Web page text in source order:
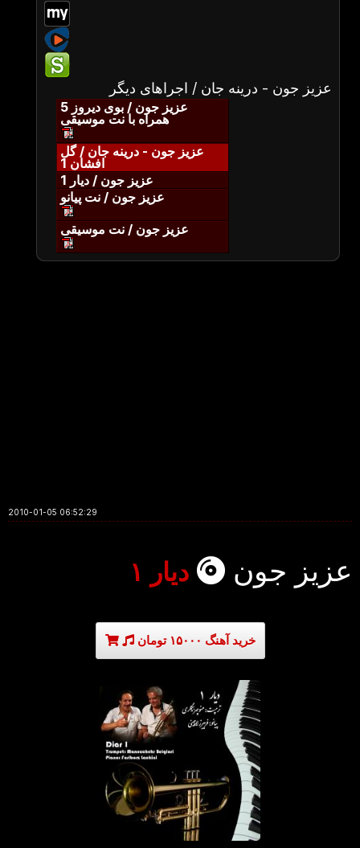
عزیز جون - درینه جان / اجراهای دیگر
عزیز جون / بوی دیروز 5
همراه با نت موسیقی
عزیز جون - درینه جان / گل
افشان 1
عزیز جون / دیار 1
عزیز جون / نت پیانو
عزیز جون / نت موسیقی
2010-01-05 06:52:29
عزیز جون دیار ۱
خرید آهنگ ۱۵۰۰۰ تومان